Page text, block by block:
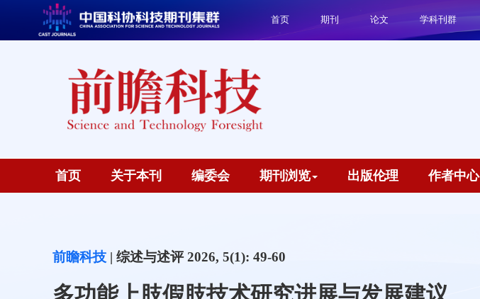
首页 期刊 论文 学科刊群
首页 关于本刊 编委会 期刊浏览 出版伦理 作者中心
前瞻科技 | 综述与述评 2026, 5(1): 49-60